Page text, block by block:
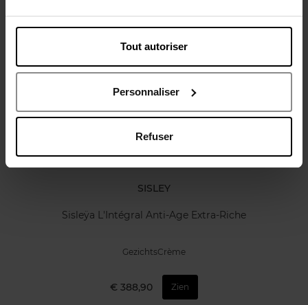
Tout autoriser
Personnaliser
Refuser
Review Beleid inzake klantbeoordelingen
SISLEY
Sisleÿa L'Intégral Anti-Age Extra-Riche
GezichtsCrème
€ 388,90 Zien